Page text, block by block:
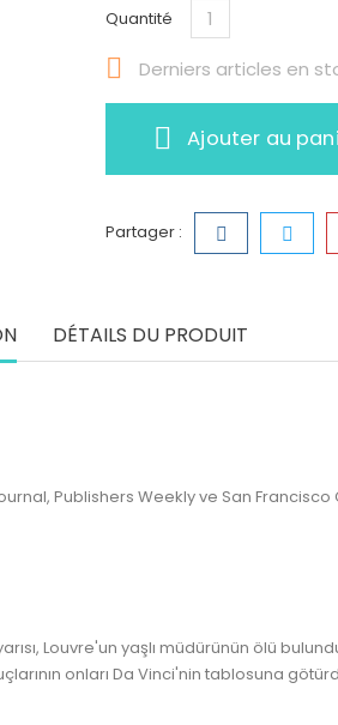
Quantité
 Derniers articles en
Ajouter au
Partager :
DÉTAILS DU PRODUIT
Publishers Weekly ve San
Louvre'un yaşlı müdürünün ölü
onları Da Vinci'nin tablosuna